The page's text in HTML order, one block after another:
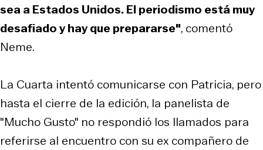
sea a Estados Unidos. El periodismo está muy
desafiado y hay que prepararse", comentó
Neme.
La Cuarta intentó comunicarse con Patricia, pero
hasta el cierre de la edición, la panelista de
"Mucho Gusto" no respondió los llamados para
referirse al encuentro con su ex compañero de